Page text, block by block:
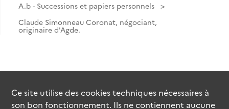
A.b - Successions et papiers personnels
Claude Simonneau Coronat, négociant,
originaire d'Agde.
Ce site utilise descookiestechniques nécessaires à
son bon fonctionnement. Ils ne contiennent aucune